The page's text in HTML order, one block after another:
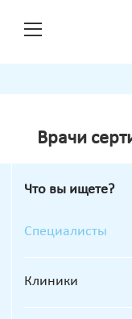
Врачи
Что вы ищете?
Специалисты
Клиники